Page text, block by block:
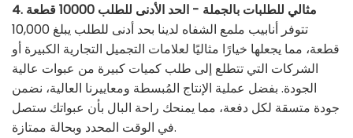
4. مثالي للطلبات بالجملة - الحد الأدنى للطلب 10000 قطعة
تتوفر أنابيب ملمع الشفاه لدينا بحد أدنى للطلب يبلغ 10,000
قطعة، مما يجعلها خيارًا مثاليًا لعلامات التجميل التجارية الكبيرة أو
الشركات التي تتطلع إلى طلب كميات كبيرة من عبوات عالية
الجودة. بفضل عملية الإنتاج المُبسطة ومعاييرنا العالية، نضمن
جودة متسقة لكل دفعة، مما يمنحك راحة البال بأن عبواتك ستصل
في الوقت المحدد وبحالة ممتازة.